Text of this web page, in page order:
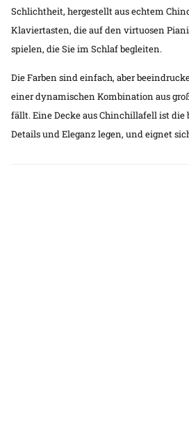
Schlichtheit, hergestellt aus echtem
Klaviertasten, die auf den virtuosen
spielen, die Sie im Schlaf begleiten.
Die Farben sind einfach, aber
einer dynamischen Kombination aus
fällt. Eine Decke aus Chinchillafell ist
Details und Eleganz legen, und eignet